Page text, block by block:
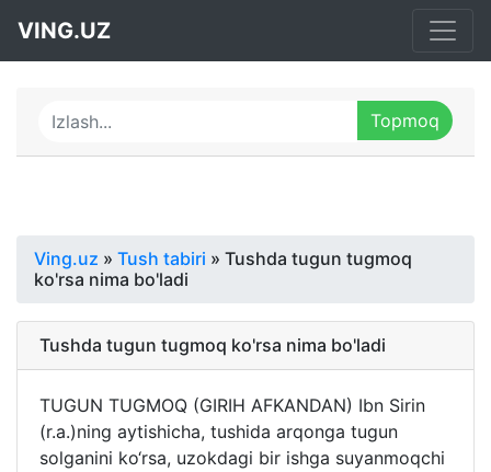
VING.UZ
Ving.uz » Tush tabiri » Tushda tugun tugmoq
ko'rsa nima bo'ladi
Tushda tugun tugmoq ko'rsa nima bo'ladi
TUGUN TUGMOQ (GIRIH AFKANDAN) Ibn Sirin
(r.a.)ning aytishicha, tushida arqonga tugun
solganini ko‘rsa, uzokdagi bir ishga suyanmoqchi